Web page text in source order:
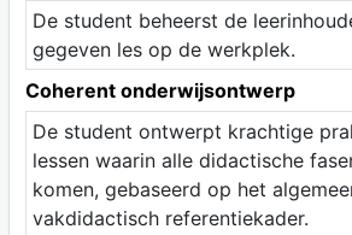
De student beheerst de
gegeven les op de werkplek.
Coherent onderwijsontwerp
De student ontwerpt krachtige
lessen waarin alle didactische
komen, gebaseerd op het
vakdidactisch referentiekader.